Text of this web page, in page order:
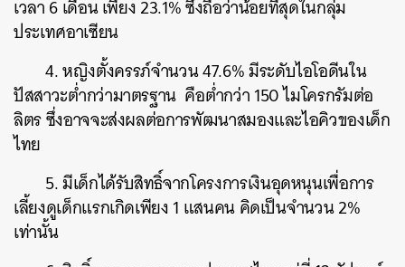
เวลา 6 เดือน เพียง 23.1% ซึ่งถือว่าน้อยที่สุดในกลุ่ม
ประเทศอาเซียน
4. หญิงตั้งครรภ์จำนวน 47.6% มีระดับไอโอดีนใน
ปัสสาวะต่ำกว่ามาตรฐาน คือต่ำกว่า 150 ไมโครกรัมต่อ
ลิตร ซึ่งอาจจะส่งผลต่อการพัฒนาสมองและไอคิวของเด็ก
ไทย
5. มีเด็กได้รับสิทธิ์จากโครงการเงินอุดหนุนเพื่อการ
เลี้ยงดูเด็กแรกเกิดเพียง 1 แสนคน คิดเป็นจำนวน 2%
เท่านั้น
ค้นหา